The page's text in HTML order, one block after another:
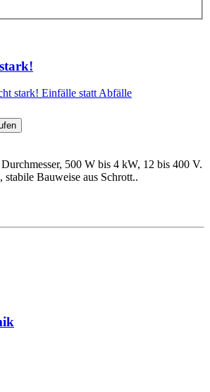
500 W bis 4 kW, 12 bis 400 V.
Bauweise aus Schrott..